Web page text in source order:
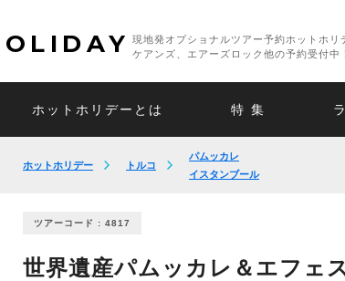
現地発オプショナルツアー予約ホットホリ
ケアンズ、エアーズロック他の予約受付中！
ホットホリデーとは 特 集
ホットホリデー トルコ
パムッカレ
イスタンブール
ツアーコード : 4817
世界遺産パムッカレ＆エフェ